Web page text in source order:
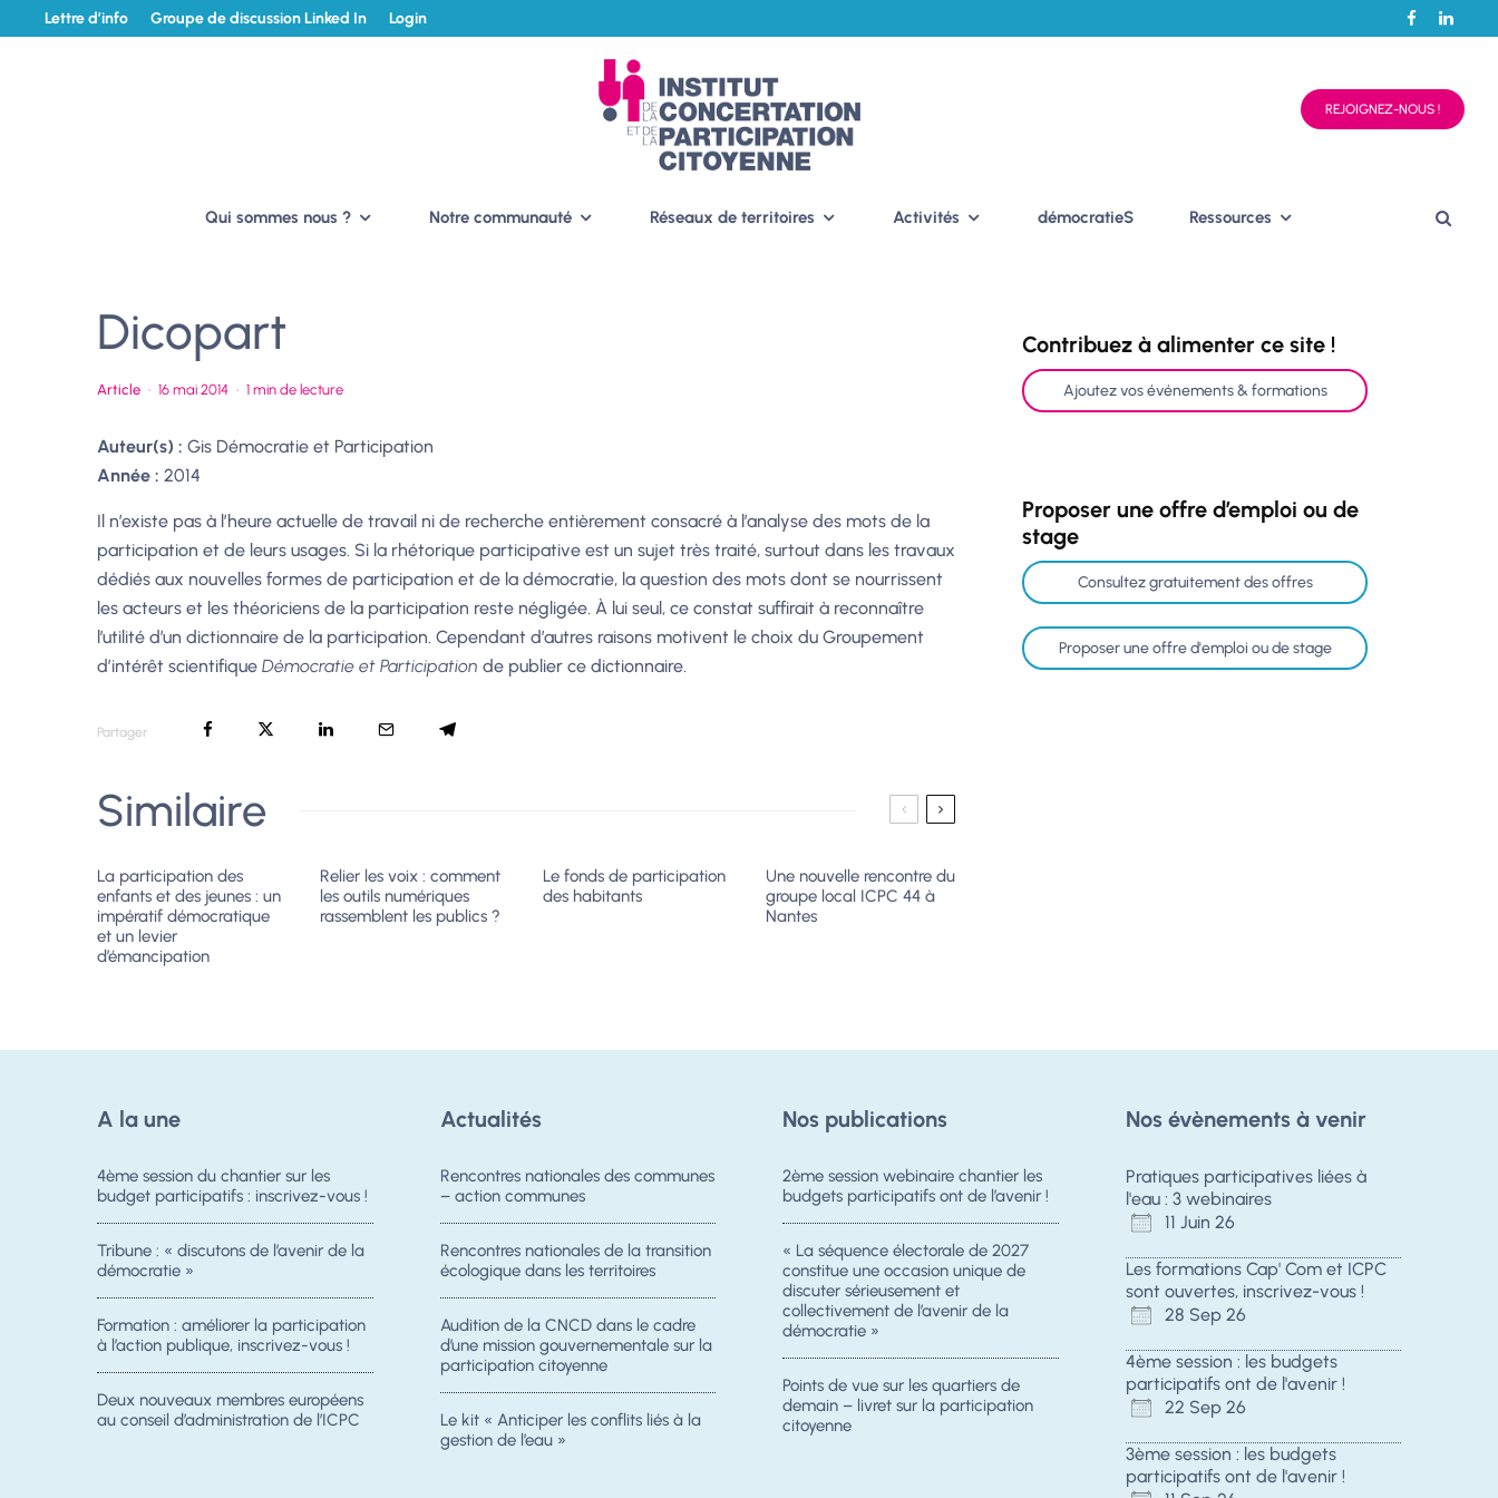
Lettre d’info Groupe de discussion Linked In Login
REJOIGNEZ-NOUS !
Qui sommes nous ? Notre communauté Réseaux de territoires Activités démocratieS Ressources
Dicopart
Article · 16 mai 2014 · 1 min de lecture
Auteur(s) : Gis Démocratie et Participation
Année : 2014
Il n’existe pas à l’heure actuelle de travail ni de recherche entièrement consacré à l’analyse des mots de la
participation et de leurs usages. Si la rhétorique participative est un sujet très traité, surtout dans les travaux
dédiés aux nouvelles formes de participation et de la démocratie, la question des mots dont se nourrissent
les acteurs et les théoriciens de la participation reste négligée. À lui seul, ce constat suffirait à reconnaître
l’utilité d’un dictionnaire de la participation. Cependant d’autres raisons motivent le choix du Groupement
d’intérêt scientifique Démocratie et Participation de publier ce dictionnaire.
Partager
Similaire
La participation des
enfants et des jeunes : un
impératif démocratique
et un levier
d’émancipation
Relier les voix : comment
les outils numériques
rassemblent les publics ?
Le fonds de participation
des habitants
Une nouvelle rencontre du
groupe local ICPC 44 à
Nantes
Contribuez à alimenter ce site !
Ajoutez vos événements & formations
Proposer une offre d’emploi ou de
stage
Consultez gratuitement des offres
Proposer une offre d'emploi ou de stage
A la une
4ème session du chantier sur les
budget participatifs : inscrivez-vous !
Tribune : « discutons de l’avenir de la
démocratie »
Formation : améliorer la participation
à l’action publique, inscrivez-vous !
Deux nouveaux membres européens
au conseil d’administration de l’ICPC
Actualités
Rencontres nationales des communes
– action communes
Rencontres nationales de la transition
écologique dans les territoires
Audition de la CNCD dans le cadre
d’une mission gouvernementale sur la
participation citoyenne
Le kit « Anticiper les conflits liés à la
gestion de l’eau »
Nos publications
2ème session webinaire chantier les
budgets participatifs ont de l’avenir !
« La séquence électorale de 2027
constitue une occasion unique de
discuter sérieusement et
collectivement de l’avenir de la
démocratie »
Points de vue sur les quartiers de
demain – livret sur la participation
citoyenne
Nos évènements à venir
Pratiques participatives liées à
l'eau : 3 webinaires
11 Juin 26
Les formations Cap' Com et ICPC
sont ouvertes, inscrivez-vous !
28 Sep 26
4ème session : les budgets
participatifs ont de l'avenir !
22 Sep 26
3ème session : les budgets
participatifs ont de l'avenir !